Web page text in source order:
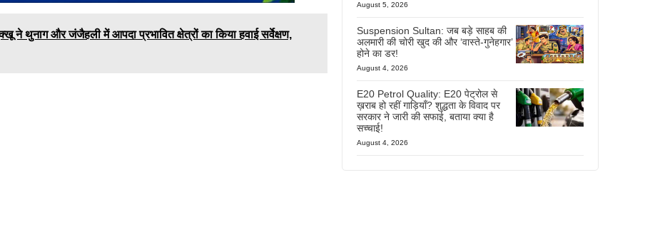
और जंजैहली में आपदा प्रभावित क्षेत्रों का किया हवाई सर्वेक्षण,
August 5, 2026
Suspension Sultan: जब बड़े साहब की
अलमारी की चोरी खुद की और ‘वास्ते-गुनेहगार’
होने का डर!
August 4, 2026
E20 Petrol Quality: E20 पेट्रोल से
ख़राब हो रहीं गाड़ियाँ? शुद्धता के विवाद पर
सरकार ने जारी की सफाई, बताया क्या है
सच्चाई!
August 4, 2026